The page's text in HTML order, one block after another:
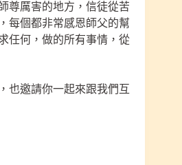
尊厲害的地方，信徒從苦
每個都非常感恩師父的幫
任何，做的所有事情，從
也邀請你一起來跟我們互